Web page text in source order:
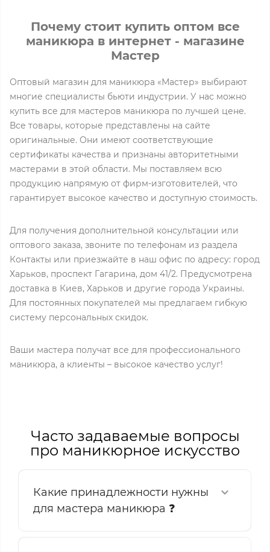
Почему стоит купить оптом все
маникюра в интернет - магазине
Мастер
Оптовый магазин для маникюра «Мастер» выбирают
многие специалисты бьюти индустрии. У нас можно
купить все для мастеров маникюра по лучшей цене.
Все товары, которые представлены на сайте
оригинальные. Они имеют соответствующие
сертификаты качества и признаны авторитетными
мастерами в этой области. Мы поставляем всю
продукцию напрямую от фирм-изготовителей, что
гарантирует высокое качество и доступную стоимость.
Для получения дополнительной консультации или
оптового заказа, звоните по телефонам из раздела
Контакты или приезжайте в наш офис по адресу: город
Харьков, проспект Гагарина, дом 41/2. Предусмотрена
доставка в Киев, Харьков и другие города Украины.
Для постоянных покупателей мы предлагаем гибкую
систему персональных скидок.
Ваши мастера получат все для профессионального
маникюра, а клиенты – высокое качество услуг!
Часто задаваемые вопросы
про маникюрное искусство
Какие принадлежности нужны
для мастера маникюра ❓